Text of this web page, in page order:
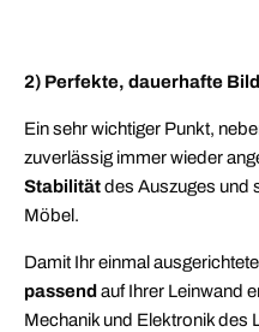
2) Perfekte, dauerhafte
Ein sehr wichtiger Punkt,
zuverlässig immer wieder
Stabilitätdes Auszuges und
Möbel.
Damit Ihr einmal
passend auf Ihrer Leinwand
Mechanik und Elektronik des